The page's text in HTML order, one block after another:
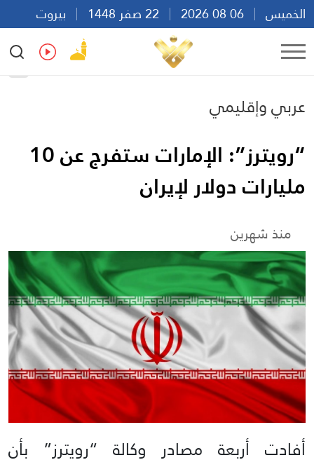
الخميس
بيروت
15:40
Ar
عربي وإقليمي
“رويترز”: الإمارات ستفرج عن 10
مليارات دولار لإيران
منذ شهرين
أفادت أربعة مصادر وكالة “رويترز” بأن